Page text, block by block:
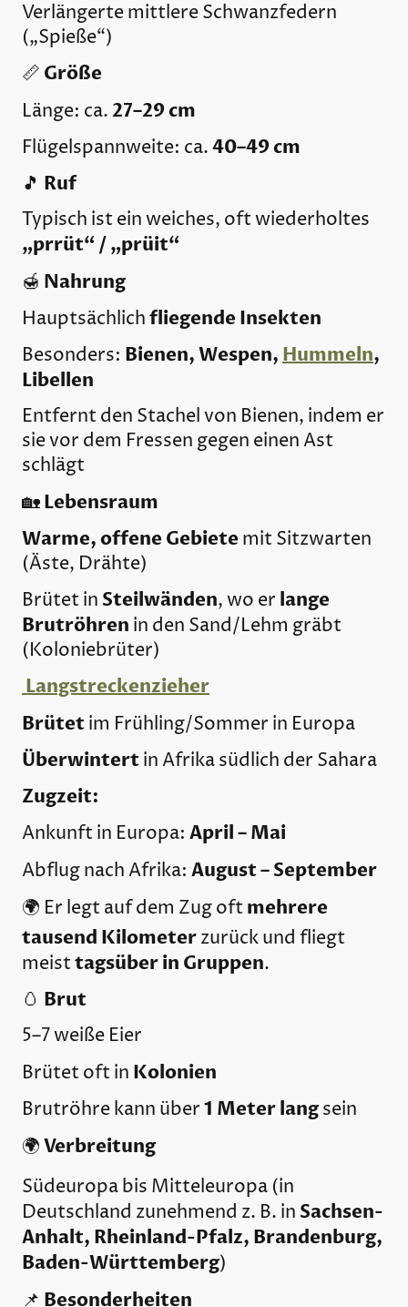
Verlängerte mittlere Schwanzfedern
(„Spieße“)
📏 Größe
Länge: ca.27–29 cm
Flügelspannweite: ca.40–49 cm
🎵 Ruf
Typisch ist ein weiches, oft wiederholtes
„prrüt“ / „prüit“
🍯 Nahrung
Hauptsächlichfliegende Insekten
Besonders: Bienen, Wespen, Hummeln,
Libellen
Entfernt den Stachel von Bienen, indem er
sie vor dem Fressen gegen einen Ast
schlägt
🏡Lebensraum
Warme, offene Gebiete mit Sitzwarten
(Äste, Drähte)
Brütet in Steilwänden, wo er lange
Brutröhren in den Sand/Lehm gräbt
(Koloniebrüter)
Langstreckenzieher
Brütetim Frühling/Sommer in Europa
Überwintertin Afrika südlich der Sahara
Zugzeit:
Ankunft in Europa: April – Mai
Abflug nach Afrika: August – September
🌍 Er legt auf dem Zug oftmehrere
tausend Kilometerzurück und fliegt
meisttagsüber in Gruppen.
🥚 Brut
5–7 weiße Eier
Brütet oft in Kolonien
Brutröhre kann über1 Meter langsein
🌍Verbreitung
Südeuropa bis Mitteleuropa (in
Deutschland zunehmend z. B. in Sachsen-
Anhalt, Rheinland-Pfalz, Brandenburg,
Baden-Württemberg)
📌 Besonderheiten